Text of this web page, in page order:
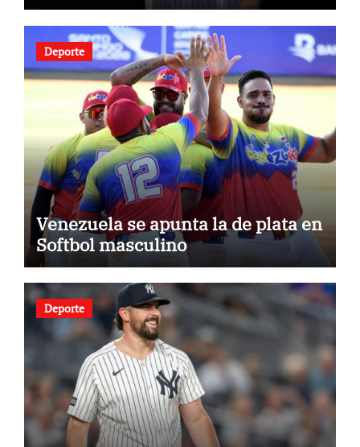
Deporte
Venezuela se apunta la de plata en
Softbol masculino
Deporte